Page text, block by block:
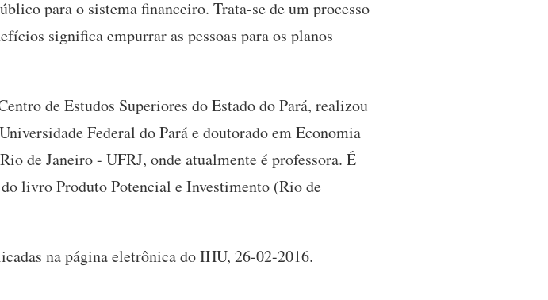
para o sistema financeiro. Trata-se de um processo
significa empurrar as pessoas para os planos
de Estudos Superiores do Estado do Pará, realizou
Federal do Pará e doutorado em Economia
de Janeiro - UFRJ, onde atualmente é professora. É
livro Produto Potencial e Investimento (Rio de
na página eletrônica do IHU, 26-02-2016.